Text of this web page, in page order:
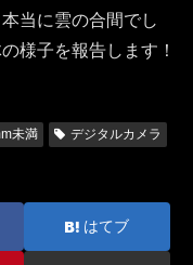
当に雲の合間でし
様子を報告します！
未満 デジタルカメラ
はてブ